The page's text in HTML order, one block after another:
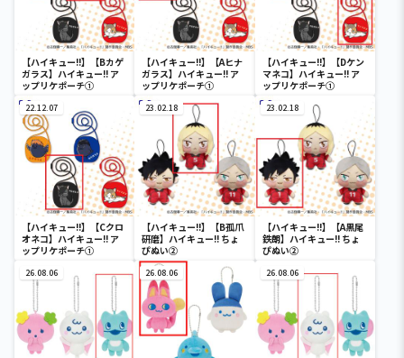
【ハイキュー!!】【Bカゲ
ガラス】ハイキュー!! ア
ップリケポーチ①
【ハイキュー!!】【Aヒナ
ガラス】ハイキュー!! ア
ップリケポーチ①
【ハイキュー!!】【Dケン
マネコ】ハイキュー!! ア
ップリケポーチ①
22.12.07
【ハイキュー!!】【Cクロ
オネコ】ハイキュー!! ア
ップリケポーチ①
23.02.18
【ハイキュー!!】【B孤爪
研磨】ハイキュー!! ちょ
ぴぬい②
23.02.18
【ハイキュー!!】【A黒尾
鉄朗】ハイキュー!! ちょ
ぴぬい②
26.08.06 26.08.06 26.08.06